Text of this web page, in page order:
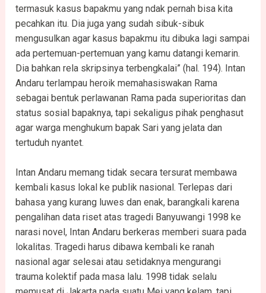
termasuk kasus bapakmu yang ndak pernah bisa kita
pecahkan itu. Dia juga yang sudah sibuk-sibuk
mengusulkan agar kasus bapakmu itu dibuka lagi sampai
ada pertemuan-pertemuan yang kamu datangi kemarin.
Dia bahkan rela skripsinya terbengkalai” (hal. 194). Intan
Andaru terlampau heroik memahasiswakan Rama
sebagai bentuk perlawanan Rama pada superioritas dan
status sosial bapaknya, tapi sekaligus pihak penghasut
agar warga menghukum bapak Sari yang jelata dan
tertuduh nyantet.
Intan Andaru memang tidak secara tersurat membawa
kembali kasus lokal ke publik nasional. Terlepas dari
bahasa yang kurang luwes dan enak, barangkali karena
pengalihan data riset atas tragedi Banyuwangi 1998 ke
narasi novel, Intan Andaru berkeras memberi suara pada
lokalitas. Tragedi harus dibawa kembali ke ranah
nasional agar selesai atau setidaknya mengurangi
trauma kolektif pada masa lalu. 1998 tidak selalu